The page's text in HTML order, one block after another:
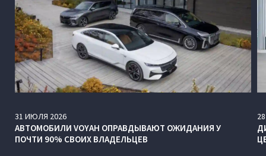
31 ИЮЛЯ 2026
АВТОМОБИЛИ VOYAH ОПРАВДЫВАЮТ ОЖИДАНИЯ У
ПОЧТИ 90% СВОИХ ВЛАДЕЛЬЦЕВ
28